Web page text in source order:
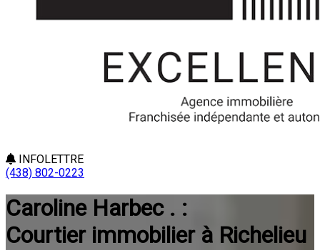
INFOLETTRE
(438) 802-0223
Caroline Harbec . :
Courtier immobilier à Richelieu